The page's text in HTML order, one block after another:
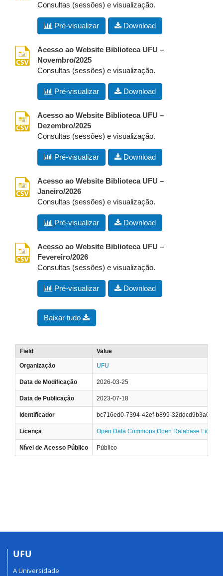
Consultas (sessões) e visualização.
Pré-visualizar Download
Acesso ao Website Biblioteca UFU –
Novembro/2025
csv
Consultas (sessões) e visualização.
Pré-visualizar Download
Acesso ao Website Biblioteca UFU –
Dezembro/2025
csv
Consultas (sessões) e visualização.
Pré-visualizar Download
Acesso ao Website Biblioteca UFU –
Janeiro/2026
csv
Consultas (sessões) e visualização.
Pré-visualizar Download
Acesso ao Website Biblioteca UFU –
Fevereiro/2026
csv
Consultas (sessões) e visualização.
Pré-visualizar Download
Baixar tudo
Field Value
Organização UFU
Data de Modificação 2026-03-25
Data de Publicação 2023-07-18
Identificador bc716ed0-7394-42ef-b899-32ddcd9b3a08
Licença Open Data Commons Open Database
Nível de Acesso Público Público
UFU
A Universidade